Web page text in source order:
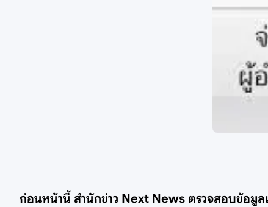
ก่อนหน้านี้ สำนักข่าว Next News ตรวจสอบข้อมูล